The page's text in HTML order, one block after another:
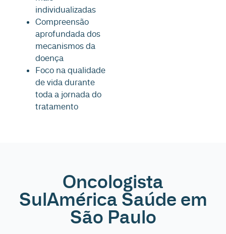
individualizadas
Compreensão
aprofundada dos
mecanismos da
doença
Foco na qualidade
de vida durante
toda a jornada do
tratamento
Oncologista
SulAmérica Saúde em
São Paulo